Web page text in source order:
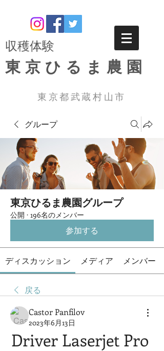
​収穫体験
東京ひるま農園
東京都武蔵村山市
グループ
東京ひるま農園グループ
公開 · 196名のメンバー
参加する
ディスカッション メディア メンバー
戻る
Castor Panfilov
2023年6月13日
Driver Laserjet Pro